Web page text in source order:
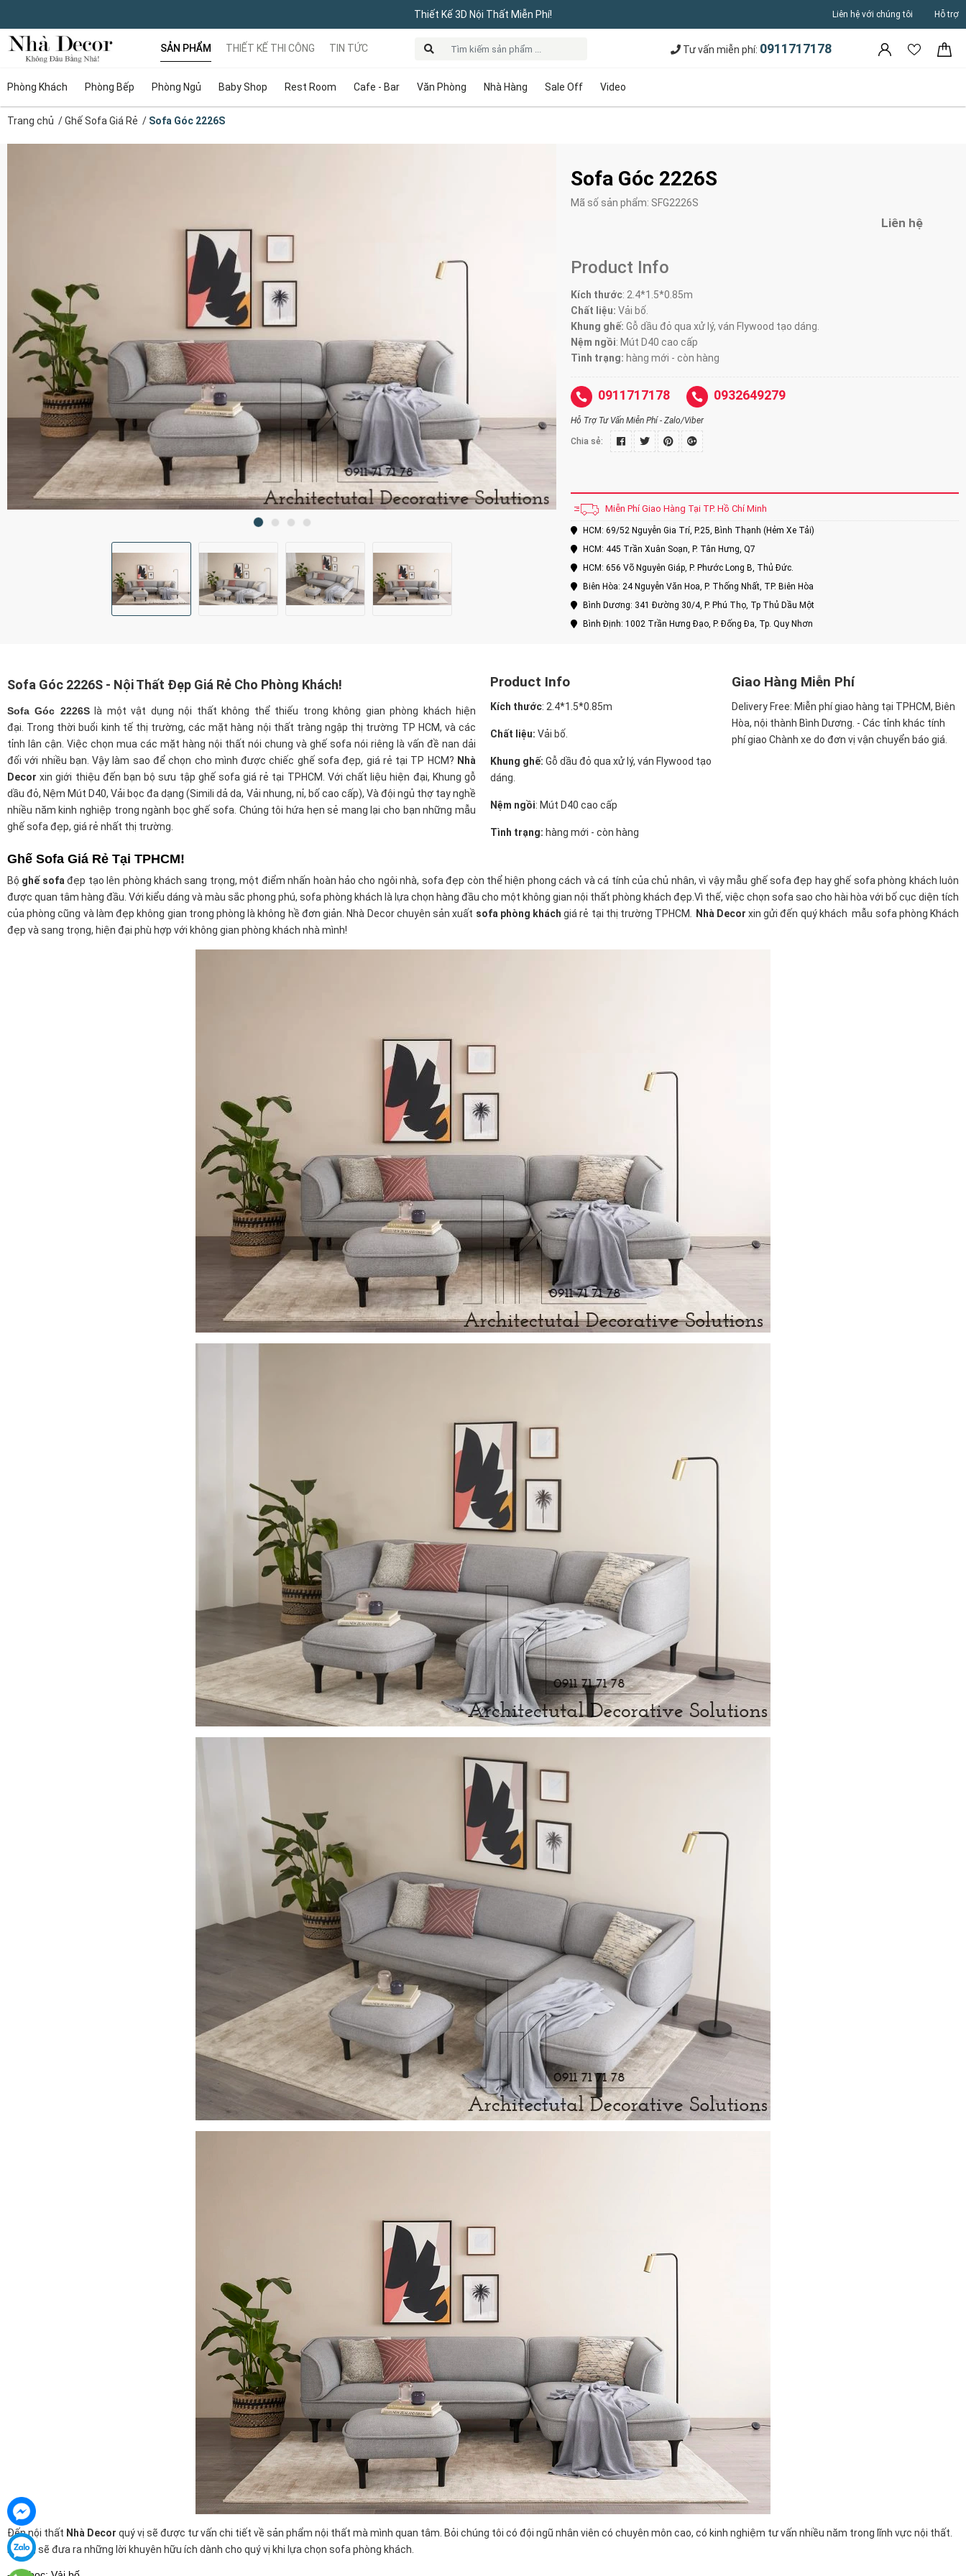
Thiết Kế 3D Nội Thất Miễn Phí! Liên hệ với chúng tôi Hỗ trợ
SẢN PHẨM
Phòng Khách Phòng Bếp Phòng Ngủ Baby Shop Rest Room Cafe - Bar Văn Phòng Nhà Hàng Sale Off Video
THIẾT KẾ THI CÔNG TIN TỨC Tư vấn miễn phí: 0911717178
Trang chủ /Ghế Sofa Giá Rẻ / Sofa Góc 2226S
Sofa Góc 2226S
Mã số sản phẩm: SFG2226S
Liên hệ
Product Info
Kích thước: 2.4*1.5*0.85m
Chất liệu: Vải bố.
Khung ghế: Gỗ dầu đỏ qua xử lý, ván Flywood tạo dáng.
Nệm ngồi: Mút D40 cao cấp
Tình trạng: hàng mới - còn hàng
0911717178 0932649279
Hỗ Trợ Tư Vấn Miễn Phí - Zalo/Viber
Chia sẻ:
Miễn Phí Giao Hàng Tại TP. Hồ Chí Minh
HCM: 69/52 Nguyễn Gia Trí, P.25, Bình Thạnh (Hẻm Xe Tải)
HCM: 445 Trần Xuân Soạn, P. Tân Hưng, Q7
HCM: 656 Võ Nguyên Giáp, P. Phước Long B, Thủ Đức.
Biên Hòa: 24 Nguyễn Văn Hoa, P. Thống Nhất, TP. Biên Hòa
Bình Dương: 341 Đường 30/4, P. Phú Thọ, Tp Thủ Dầu Một
Bình Định: 1002 Trần Hưng Đạo, P. Đống Đa, Tp. Quy Nhơn
Sofa Góc 2226S - Nội Thất Đẹp Giá Rẻ Cho Phòng Khách!
Sofa Góc 2226Slà một vật dụng nội thất không thể thiếu trong không gian phòng khách hiện
đại. Trong thời buổi kinh tế thị trường, các mặt hàng nội thất tràng ngập thị trường TP HCM, và các
tỉnh lân cận. Việc chọn mua các mặt hàng nội thất nói chung và ghế sofa nói riêng là vấn đề nan dải
đối với nhiều bạn. Vậy làm sao để chọn cho mình được chiếc ghế sofa đẹp, giá rẻ tại TP HCM? Nhà
Decor xin giới thiệu đến bạn bộ sưu tập ghế sofa giá rẻ tại TPHCM. Với chất liệu hiện đại, Khung gỗ
dầu đỏ, Nệm Mút D40, Vải bọc đa dạng (Simili dả da, Vải nhung, nỉ, bố cao cấp), Và đội ngủ thợ tay nghề
nhiều năm kinh nghiệp trong ngành bọc ghế sofa. Chúng tôi hứa hẹn sẻ mang lại cho bạn những mẫu
ghế sofa đẹp, giá rẻ nhất thị trường.
Product Info
Kích thước: 2.4*1.5*0.85m
Chất liệu: Vải bố.
Khung ghế: Gỗ dầu đỏ qua xử lý, ván Flywood tạo
dáng.
Nệm ngồi: Mút D40 cao cấp
Tình trạng: hàng mới - còn hàng
Giao Hàng Miễn Phí
Delivery Free: Miễn phí giao hàng tại TPHCM, Biên
Hòa, nội thành Bình Dương. - Các tỉnh khác tính
phí giao Chành xe do đơn vị vận chuyển báo giá.
Ghế Sofa Giá Rẻ Tại TPHCM!
Bộ ghế sofađẹp tạo lên phòng khách sang trọng, một điểm nhấn hoàn hảo cho ngôi nhà, sofa đẹp còn thể hiện phong cách và cá tính của chủ nhân, vì vậy mẫu ghế sofa đẹp hay ghế sofa phòng khách luôn
được quan tâm hàng đầu. Với kiểu dáng và màu sắc phong phú, sofa phòng khách là lựa chọn hàng đầu cho một không gian nội thất phòng khách đẹp.Vì thế, việc chọn sofa sao cho hài hòa với bố cục diện tích
của phòng cũng và làm đẹp không gian trong phòng là không hề đơn giản. Nhà Decor chuyên sản xuất sofa phòng khách giá rẻ tại thị trường TPHCM. Nhà Decor xin gửi đến quý khách mẫu sofa phòng Khách
đẹp và sang trọng, hiện đại phù hợp với không gian phòng khách nhà mình!
Đến nội thất Nhà Decor quý vị sẽ được tư vấn chi tiết về sản phẩm nội thất mà mình quan tâm. Bỏi chúng tôi có đội ngũ nhân viên có chuyên môn cao, có kinh nghiệm tư vấn nhiều năm trong lĩnh vực nội thất.
Do đó, sẽ đưa ra những lời khuyên hữu ích dành cho quý vị khi lựa chọn sofa phòng khách.